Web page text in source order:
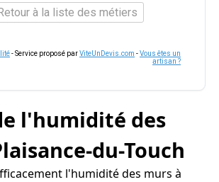
à la liste des métiers
- Service proposé parViteUnDevis.com -Vous êtes un
artisan ?
l'humidité des
du-Touch
l'humidité des murs à